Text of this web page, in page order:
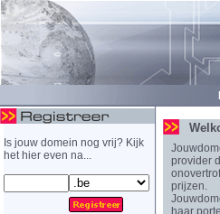
Is jouw domein nog vrij? Kijk
het hier even na...
provider
prijzen.
haar